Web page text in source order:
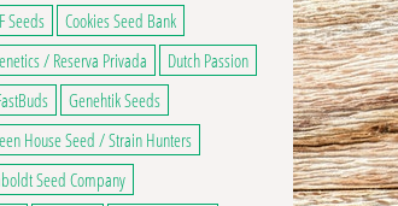
sur la page du produit
Seeds
Cookies Seed Bank
/ Reserva Privada
Dutch Passion
Genehtik Seeds
House Seed / Strain Hunters
Seed Company